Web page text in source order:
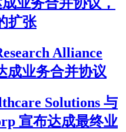
业务合并协议，
扩张
Alliance
成业务合并协议
Solutions 与
宣布达成最终业